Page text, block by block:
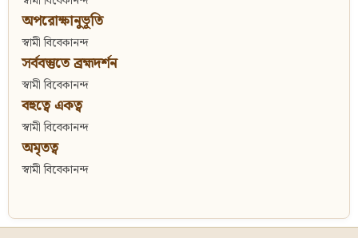
অপরোক্ষানুভূতি
স্বামী বিবেকানন্দ
সর্ববস্তুতে ব্রহ্মদর্শন
স্বামী বিবেকানন্দ
বহুত্বে একত্ব
স্বামী বিবেকানন্দ
অমৃতত্ব
স্বামী বিবেকানন্দ